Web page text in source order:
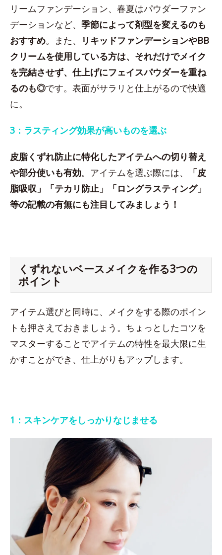
リームファンデーション、春夏はパウダーファン
デーションなど、 季節によって剤型を変えるのも
おすすめ。また、
リキッドファンデーションやBB
クリームを使用している方は、それだけでメイク
を完結させず、仕上げにフェイスパウダーを重ね
るのも◎です。表面がサラリと仕上がるので快適
に。
3：ラスティング効果が高いものを選ぶ
皮脂くずれ防止に特化したアイテムへの切り替え
や部分使いも有効。アイテムを選ぶ際には、
「皮
脂吸収」「テカリ防止」「ロングラスティング」
等の記載の有無にも注目してみましょう！
くずれないベースメイクを作る3つの
ポイント
アイテム選びと同時に、メイクをする際のポイン
トも押さえておきましょう。ちょっとしたコツを
マスターすることでアイテムの特性を最大限に生
かすことができ、仕上がりもアップします。
1：スキンケアをしっかりなじませる